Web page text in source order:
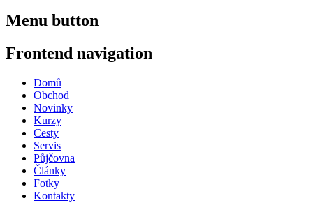
Menu button
Frontend navigation
Domů
Obchod
Novinky
Kurzy
Cesty
Servis
Půjčovna
Články
Fotky
Kontakty